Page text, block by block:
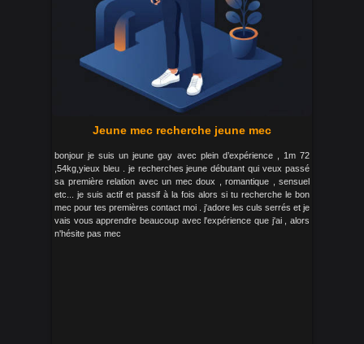
Jeune mec recherche jeune mec
bonjour je suis un jeune gay avec plein d’expérience , 1m 72
,54kg,yieux bleu . je recherches jeune débutant qui veux passé
sa première relation avec un mec doux , romantique , sensuel
etc... je suis actif et passif à la fois alors si tu recherche le bon
mec pour tes premières contact moi . j'adore les culs serrés et je
vais vous apprendre beaucoup avec l'expérience que j'ai , alors
n'hésite pas mec